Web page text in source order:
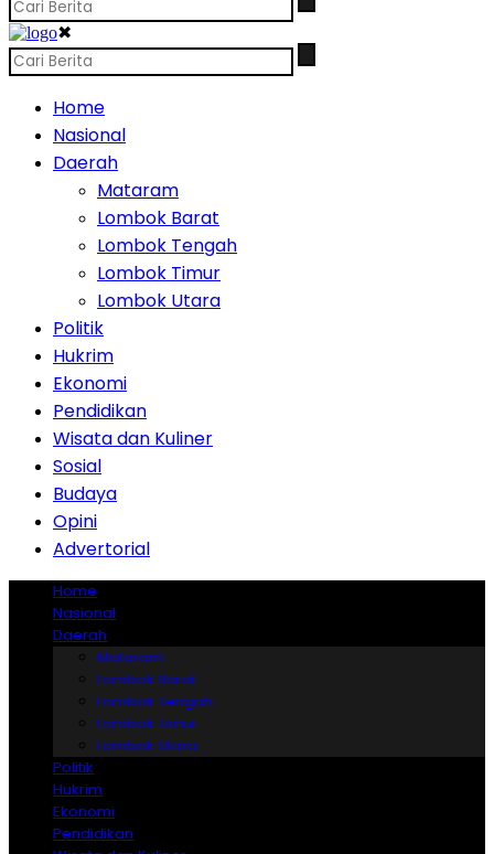
✖
Home
Nasional
Daerah
Mataram
Lombok Barat
Lombok Tengah
Lombok Timur
Lombok Utara
Politik
Hukrim
Ekonomi
Pendidikan
Wisata dan Kuliner
Sosial
Budaya
Opini
Advertorial
Home
Nasional
Daerah
Mataram
Lombok Barat
Lombok Tengah
Lombok Timur
Lombok Utara
Politik
Hukrim
Ekonomi
Pendidikan